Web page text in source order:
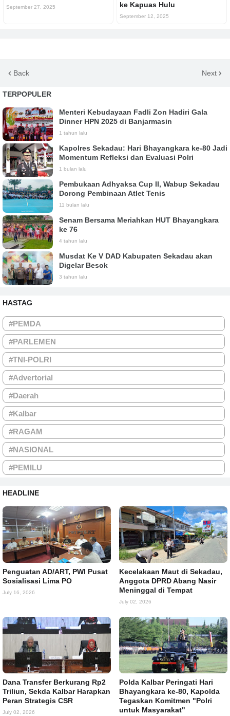
September 27, 2025
ke Kapuas Hulu
September 12, 2025
Back Next
TERPOPULER
Menteri Kebudayaan Fadli Zon Hadiri Gala
Dinner HPN 2025 di Banjarmasin
1 tahun lalu
Kapolres Sekadau: Hari Bhayangkara ke-80 Jadi
Momentum Refleksi dan Evaluasi Polri
1 bulan lalu
Pembukaan Adhyaksa Cup II, Wabup Sekadau
Dorong Pembinaan Atlet Tenis
11 bulan lalu
Senam Bersama Meriahkan HUT Bhayangkara
ke 76
4 tahun lalu
Musdat Ke V DAD Kabupaten Sekadau akan
Digelar Besok
3 tahun lalu
HASTAG
#PEMDA
#PARLEMEN
#TNI-POLRI
#Advertorial
#Daerah
#Kalbar
#RAGAM
#NASIONAL
#PEMILU
HEADLINE
Penguatan AD/ART, PWI Pusat
Sosialisasi Lima PO
July 16, 2026
Kecelakaan Maut di Sekadau,
Anggota DPRD Abang Nasir
Meninggal di Tempat
July 02, 2026
Dana Transfer Berkurang Rp2
Triliun, Sekda Kalbar Harapkan
Peran Strategis CSR
July 02, 2026
Polda Kalbar Peringati Hari
Bhayangkara ke-80, Kapolda
Tegaskan Komitmen "Polri
untuk Masyarakat"